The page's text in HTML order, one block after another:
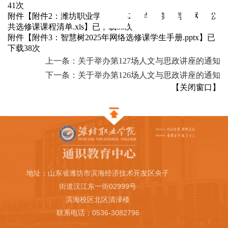
月 0 日 8
41 次
附件【 附件2：潍坊职业学院2025-2026学年第一学期网络公
共选修课课程清单.xls】 已下载53次
附件【 附件3：智慧树2025年网络选修课学生手册.pptx】 已
下载38次
上一条：关于举办第127场人文与思政讲座的通知
下一条：关于举办第126场人文与思政讲座的通知
【 关闭窗口 】
地址：山东省潍坊市滨海经济技术开发区央子
街道汉江东一街02999号
滨海校区北区清泽楼
联系电话：0536-3082796